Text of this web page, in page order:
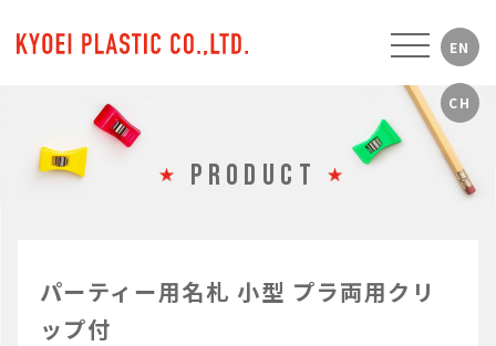
PRODUCT
パーティー用名札 小型 プラ両用クリ
ップ付